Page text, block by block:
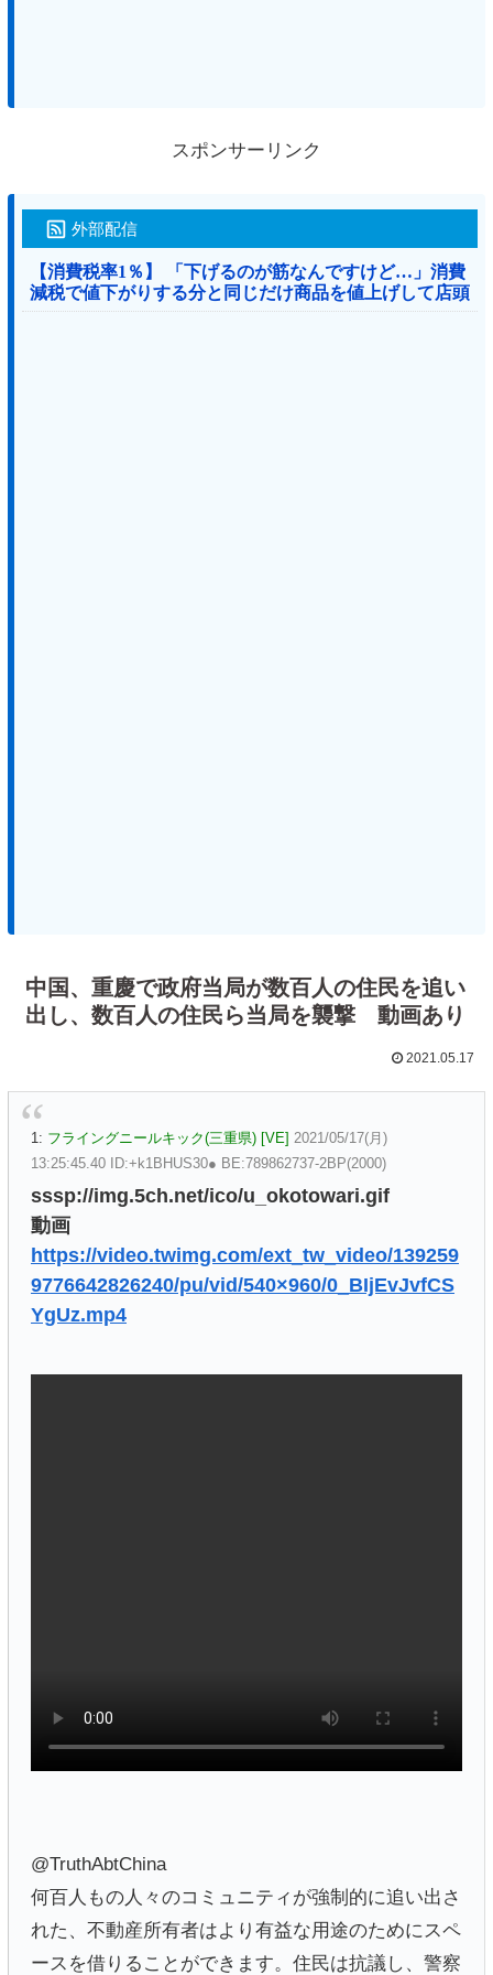
スポンサーリンク
外部配信
【消費税率1％】 「下げるのが筋なんですけど…」消費
減税で値下がりする分と同じだけ商品を値上げして店頭
価格を変えない店も
中国、重慶で政府当局が数百人の住民を追い
出し、数百人の住民ら当局を襲撃 動画あり
2021.05.17
1: フライングニールキック(三重県) [VE] 2021/05/17(月)
13:25:45.40 ID:+k1BHUS30● BE:789862737-2BP(2000)
sssp://img.5ch.net/ico/u_okotowari.gif
動画
https://video.twimg.com/ext_tw_video/139259
9776642826240/pu/vid/540×960/0_BIjEvJvfCS
YgUz.mp4
@TruthAbtChina
何百人もの人々のコミュニティが強制的に追い出さ
れた、不動産所有者はより有益な用途のためにスペ
ースを借りることができます。住民は抗議し、警察